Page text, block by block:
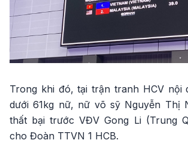
Trong khi đó, tại trận tranh HCV nội
dưới 61kg nữ, nữ võ sỹ Nguyễn Thị
thất bại trước VĐV Gong Li (Trung
cho Đoàn TTVN 1 HCB.